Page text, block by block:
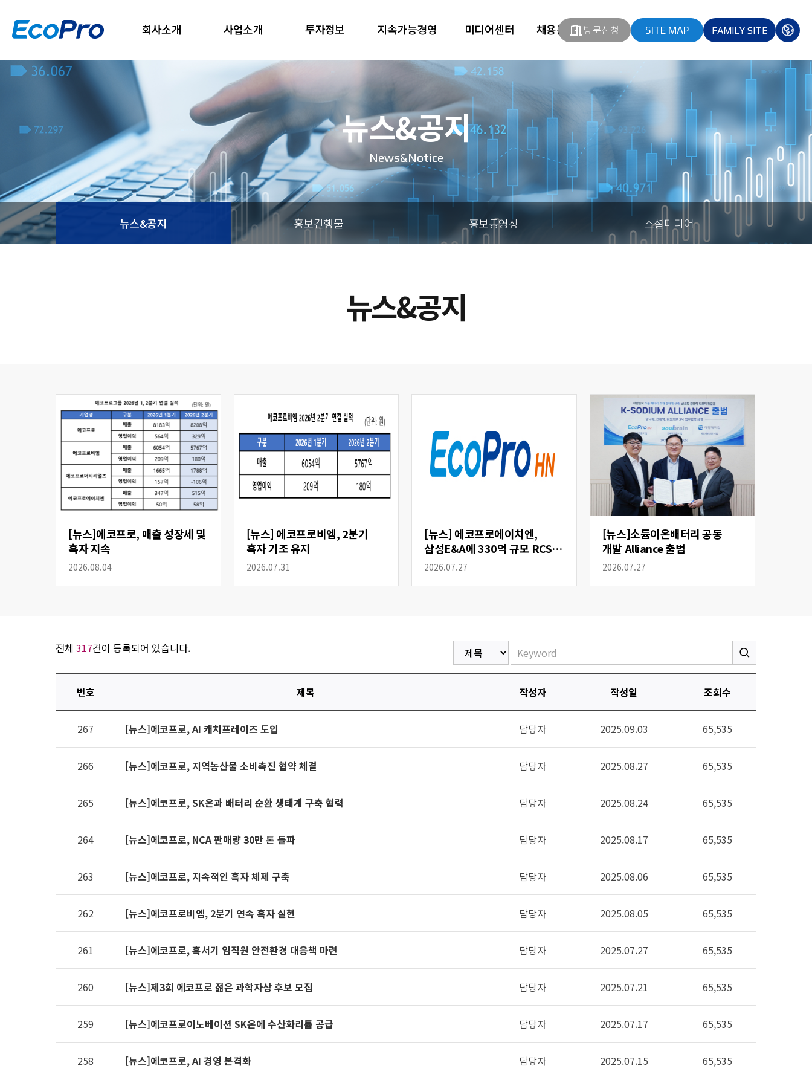
회사소개 사업소개 투자정보 지속가능경영 미디어센터 채용홈페이지방문신청 SITE MAP
열기 FAMILY SITE
열기
다국
뉴스&공지
News&Notice
뉴스&공지 홍보간행물 홍보동영상 소셜미디어
뉴스&공지
[뉴스]에코프로, 매출 성장세 및
흑자 지속
2026.08.04
[뉴스] 에코프로비엠, 2분기
흑자 기조 유지
2026.07.31
[뉴스] 에코프로에이치엔,
삼성E&A에 330억 규모 RCS
공급
2026.07.27
[뉴스]소듐이온배터리 공동
개발 Alliance 출범
2026.07.27
전체 317건이 등록되어 있습니다.
제목,
카테고리,
작성일
제공표
번호 제목 작성자 작성일 조회수
267 [뉴스]에코프로, AI 캐치프레이즈 도입 담당자 2025.09.03 65,535
266 [뉴스]에코프로, 지역농산물 소비촉진 협약 체결 담당자 2025.08.27 65,535
265 [뉴스]에코프로, SK온과 배터리 순환 생태계 구축 협력 담당자 2025.08.24 65,535
264 [뉴스]에코프로, NCA 판매량 30만 톤 돌파 담당자 2025.08.17 65,535
263 [뉴스]에코프로, 지속적인 흑자 체제 구축 담당자 2025.08.06 65,535
262 [뉴스]에코프로비엠, 2분기 연속 흑자 실현 담당자 2025.08.05 65,535
261 [뉴스]에코프로, 혹서기 임직원 안전환경 대응책 마련 담당자 2025.07.27 65,535
260 [뉴스]제3회 에코프로 젊은 과학자상 후보 모집 담당자 2025.07.21 65,535
259 [뉴스]에코프로이노베이션 SK온에 수산화리튬 공급 담당자 2025.07.17 65,535
258 [뉴스]에코프로, AI 경영 본격화 담당자 2025.07.15 65,535